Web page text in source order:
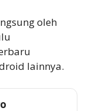
oleh
lainnya.